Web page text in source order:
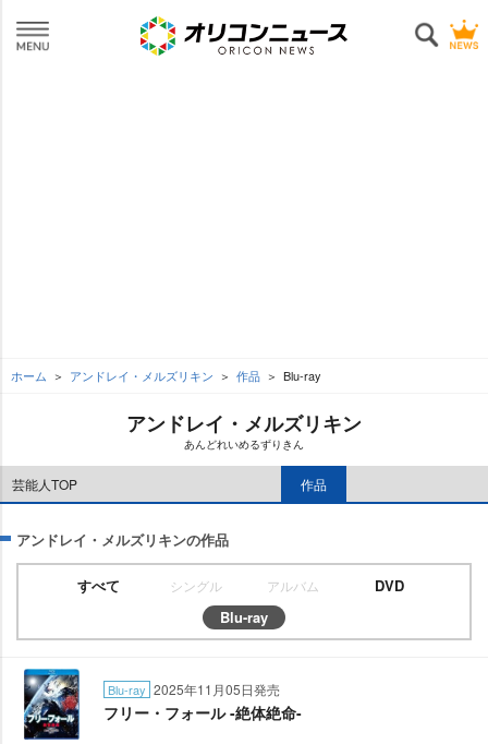
ホーム アンドレイ・メルズリキン 作品 Blu-ray
アンドレイ・メルズリキン
あんどれいめるずりきん
芸能人TOP 作品
アンドレイ・メルズリキンの作品
すべて シングル アルバム
DVD
Blu-ray
Blu-ray 2025年11月05日発売
フリー・フォール -絶体絶命-